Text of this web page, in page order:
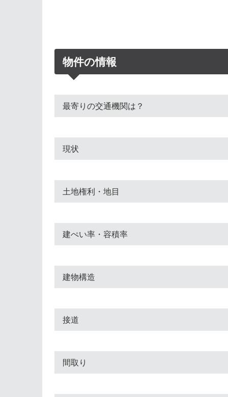
物件の情報
最寄りの交通機関は？
現状
土地権利・地目
建ぺい率・容積率
建物構造
接道
間取り